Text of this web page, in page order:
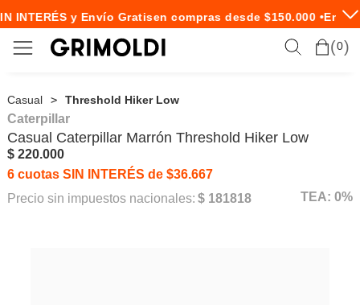
INTERÉS y Envío Gratisen compras desde $150.000 • Envío
0
Casual Threshold Hiker Low
Caterpillar
Casual Caterpillar Marrón Threshold Hiker Low
$ 220.000
6 cuotas SIN INTERÉS de $36.667
Precio sin impuestos nacionales: $ 181818 TEA: 0%